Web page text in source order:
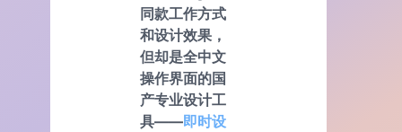
同款工作方式
和设计效果，
但却是全中文
操作界面的国
产专业设计工
具——即时设